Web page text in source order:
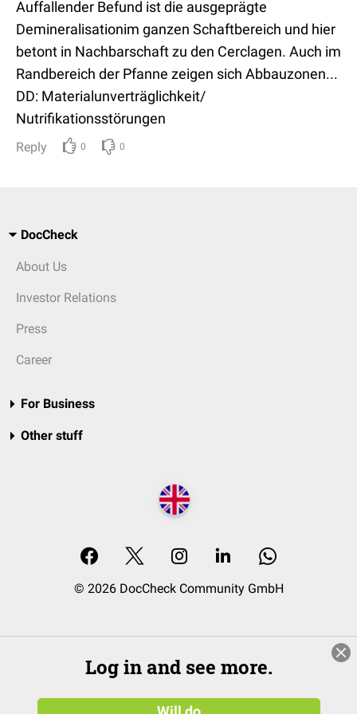
Auffallender Befund ist die ausgeprägte
Demineralisationim ganzen Schaftbereich und hier
betont in Nachbarschaft zu den Cerclagen. Auch im
Randbereich der Pfanne zeigen sich Abbauzonen...
DD: Materialunverträglichkeit/
Nutrifikationsstörungen
Reply 0 0
DocCheck
About Us
Investor Relations
Press
Career
For Business
Other stuff
© 2026 DocCheck Community GmbH
Log in and see more.